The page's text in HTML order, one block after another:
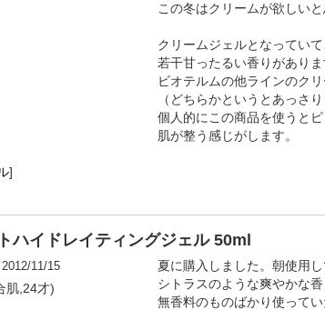
この冬はクリームが欲しい
クリームジェルとなってい
若干甘ったるい香りがあり
ビオテルムの他ラインのク
（どちらかというとあっさ
個人的にこの商品を使うと
肌が整う感じがします。
]
ハイドレイティングジェル 50ml
2012/11/15
肌,24才)
夏に購入しました。朝使用し
シトラスのような爽やかな香
無香料のものばかり使って